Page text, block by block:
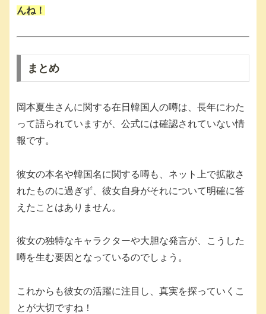
んね！
まとめ
岡本夏生さんに関する在日韓国人の噂は、長年にわた
って語られていますが、公式には確認されていない情
報です。
彼女の本名や韓国名に関する噂も、ネット上で拡散さ
れたものに過ぎず、彼女自身がそれについて明確に答
えたことはありません。
彼女の独特なキャラクターや大胆な発言が、こうした
噂を生む要因となっているのでしょう。
これからも彼女の活躍に注目し、真実を探っていくこ
とが大切ですね！